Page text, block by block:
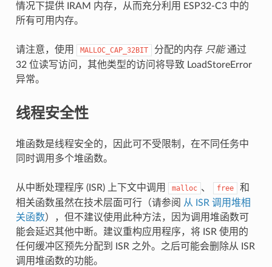
情况下提供 IRAM 内存，从而充分利用 ESP32-C3 中的
所有可用内存。
请注意，使用 MALLOC_CAP_32BIT 分配的内存 只能通过
32 位读写访问，其他类型的访问将导致 LoadStoreError
异常。
线程安全性
堆函数是线程安全的，因此可不受限制，在不同任务中
同时调用多个堆函数。
从中断处理程序 (ISR) 上下文中调用 malloc 、 free
和
相关函数虽然在技术层面可行（请参阅 从 ISR 调用堆相
关函数），但不建议使用此种方法，因为调用堆函数可
能会延迟其他中断。建议重构应用程序，将 ISR 使用的
任何缓冲区预先分配到 ISR 之外。之后可能会删除从 ISR
调用堆函数的功能。